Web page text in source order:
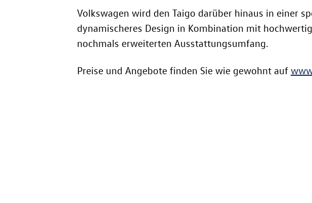
Volkswagen wird den Taigo darüber hinaus in einer
dynamischeres Design in Kombination mit
nochmals erweiterten Ausstattungsumfang.
Preise und Angebote finden Sie wie gewohnt auf